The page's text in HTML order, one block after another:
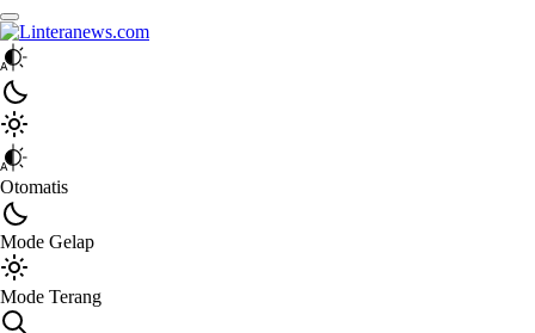
Linteranews.com
Lintas Informasi Tercepat dan Akurat
Otomatis
Mode Gelap
Mode Terang